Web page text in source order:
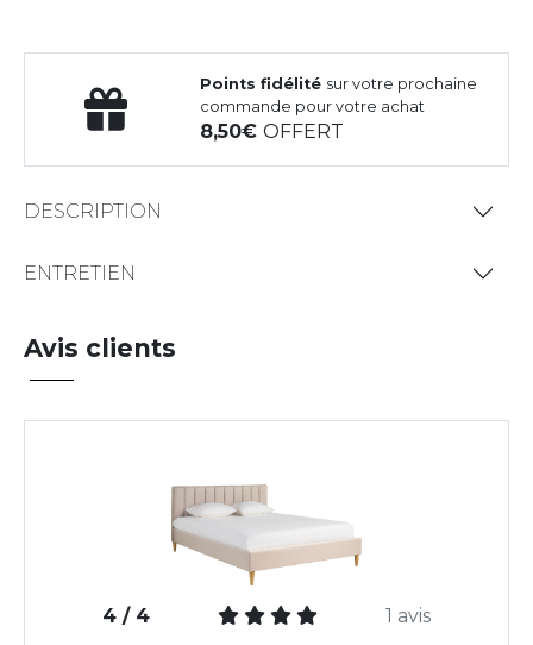
Points fidélité sur votre prochaine
commande pour votre achat
8,50OFFERT
DESCRIPTION
ENTRETIEN
Avis clients
4 / 4 1 avis